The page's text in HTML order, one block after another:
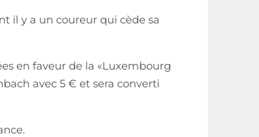
il y a un coureur qui cède sa
en faveur de la «Luxembourg
avec 5 € et sera converti